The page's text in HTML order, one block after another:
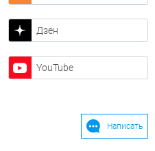
Дзен
YouTube
Написать